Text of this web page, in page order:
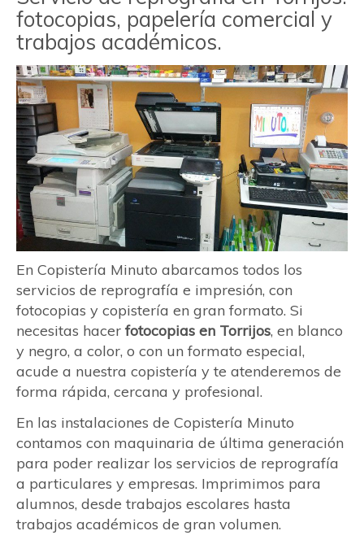
fotocopias, papelería comercial y
trabajos académicos.
En Copistería Minuto abarcamos todos los
servicios de reprografía e impresión, con
fotocopias y copistería en gran formato. Si
necesitas hacer fotocopias en Torrijos, en blanco
y negro, a color, o con un formato especial,
acude a nuestra copistería y te atenderemos de
forma rápida, cercana y profesional.
En las instalaciones de Copistería Minuto
contamos con maquinaria de última generación
para poder realizar los servicios de reprografía
a particulares y empresas. Imprimimos para
alumnos, desde trabajos escolares hasta
trabajos académicos de gran volumen.